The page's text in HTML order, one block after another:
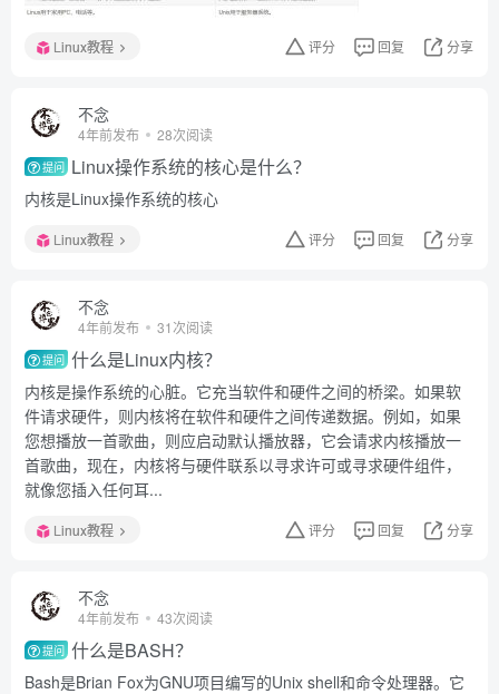
Linux教程 评分 回复 分享
不念
4年前发布 28次阅读
提问 Linux操作系统的核心是什么？
内核是Linux操作系统的核心
Linux教程 评分 回复 分享
不念
4年前发布 31次阅读
提问 什么是Linux内核？
内核是操作系统的心脏。它充当软件和硬件之间的桥梁。如果软
件请求硬件，则内核将在软件和硬件之间传递数据。例如，如果
您想播放一首歌曲，则应启动默认播放器，它会请求内核播放一
首歌曲，现在，内核将与硬件联系以寻求许可或寻求硬件组件，
就像您插入任何耳...
Linux教程 评分 回复 分享
不念
4年前发布 43次阅读
提问 什么是BASH？
Bash是Brian Fox为GNU项目编写的Unix shell和命令处理器。它